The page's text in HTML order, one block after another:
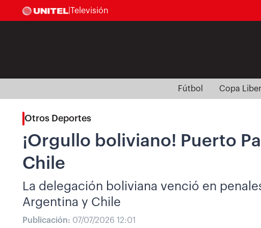
Televisión
Fútbol Copa
Otros Deportes
¡Orgullo boliviano! Puerto
Chile
La delegación boliviana venció en
Argentina y Chile
Publicación: 07/07/2026 12:01